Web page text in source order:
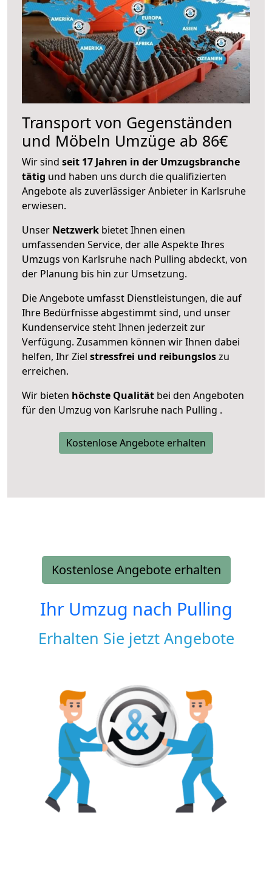
Transport von Gegenständen
und Möbeln Umzüge ab 86€
Wir sind seit 17 Jahren in der Umzugsbranche
tätig und haben uns durch die qualifizierten
Angebote als zuverlässiger Anbieter in Karlsruhe
erwiesen.
Unser Netzwerk bietet Ihnen einen
umfassenden Service, der alle Aspekte Ihres
Umzugs von Karlsruhe nach Pulling abdeckt, von
der Planung bis hin zur Umsetzung.
Die Angebote umfasst Dienstleistungen, die auf
Ihre Bedürfnisse abgestimmt sind, und unser
Kundenservice steht Ihnen jederzeit zur
Verfügung. Zusammen können wir Ihnen dabei
helfen, Ihr Ziel stressfrei und reibungsloszu
erreichen.
Wir bieten höchste Qualität bei den Angeboten
für den Umzug von Karlsruhe nach Pulling .
Kostenlose Angebote erhalten
Kostenlose Angebote erhalten
Ihr Umzug nach Pulling
Erhalten Sie jetzt Angebote